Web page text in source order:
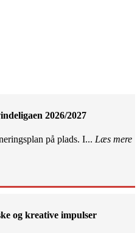
2026/2027
på plads. I... Læs mere
og kreative impulser